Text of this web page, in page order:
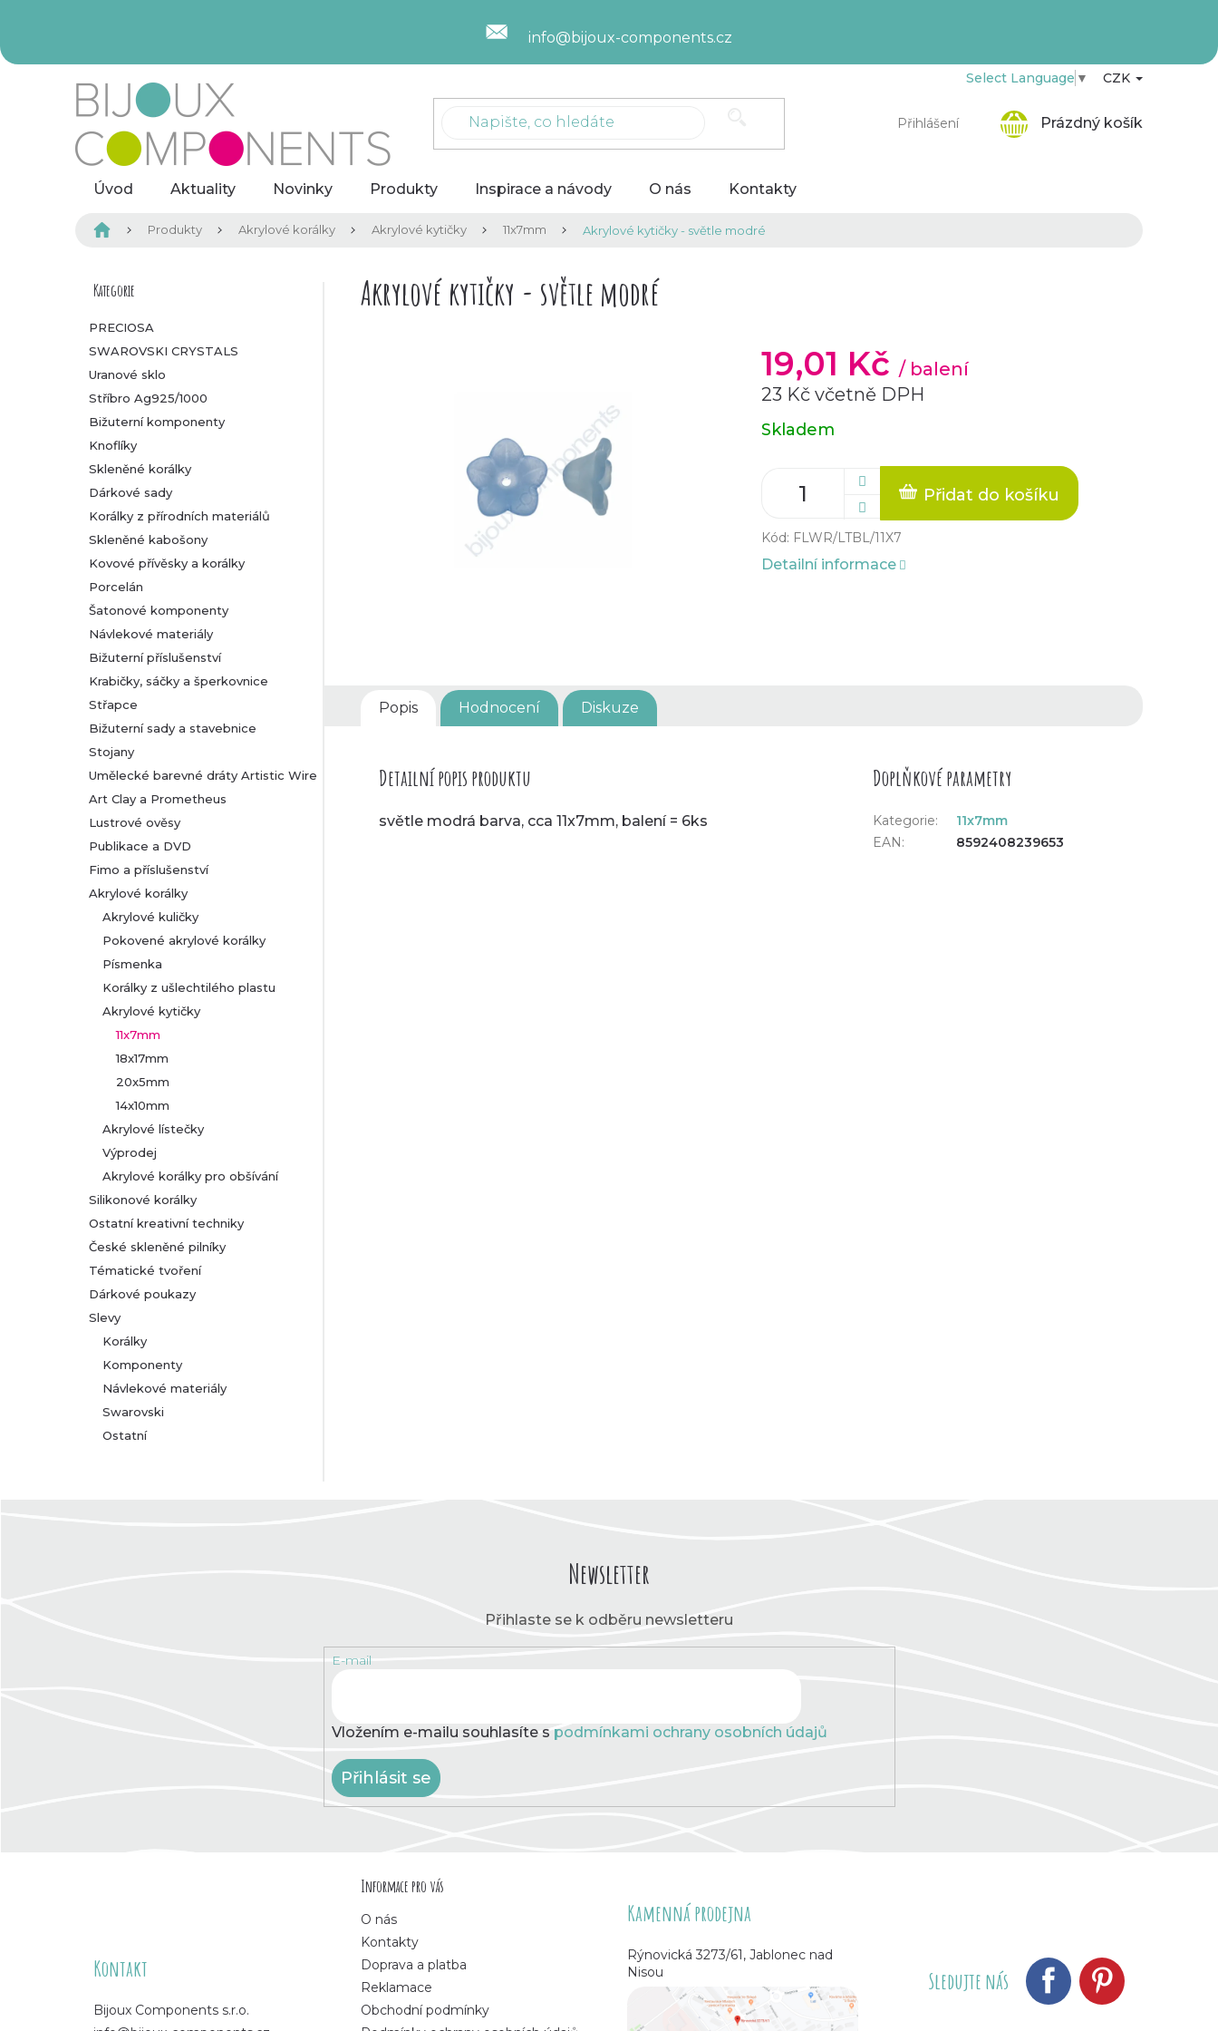
info@bijoux-components.cz
Přihlášení
Select Language ▼ CZK
Prázdný košík
Úvod Aktuality Novinky Produkty Inspirace a návody O nás Kontakty
Domů Produkty Akrylové korálky Akrylové kytičky 11x7mm Akrylové kytičky - světle modré
P
o
s
t
r
a
n
n
í
p
a
n
e
l
Přeskočit
Kategorie
PRECIOSA
SWAROVSKI CRYSTALS
Uranové sklo
Stříbro Ag925/1000
Bižuterní komponenty
Knoflíky
Skleněné korálky
Dárkové sady
Korálky z přírodních materiálů
Skleněné kabošony
Kovové přívěsky a korálky
Porcelán
Šatonové komponenty
Návlekové materiály
Bižuterní příslušenství
Krabičky, sáčky a šperkovnice
Střapce
Bižuterní sady a stavebnice
Stojany
Umělecké barevné dráty Artistic Wire
Art Clay a Prometheus
Lustrové ověsy
Publikace a DVD
Fimo a příslušenství
Akrylové korálky
Akrylové kuličky
Pokovené akrylové korálky
Písmenka
Korálky z ušlechtilého plastu
Akrylové kytičky
11x7mm
18x17mm
20x5mm
14x10mm
Akrylové lístečky
Výprodej
Akrylové korálky pro obšívání
Silikonové korálky
Ostatní kreativní techniky
České skleněné pilníky
Tématické tvoření
Dárkové poukazy
Slevy
Korálky
Komponenty
Návlekové materiály
Swarovski
Ostatní
Akrylové kytičky - světle modré
19,01 Kč / balení
23 Kč včetně DPH
Měrná
cena:
Skladem
Přidat do košíku
Kód: FLWR/LTBL/11X7
Detailní informace
Popis Hodnocení Diskuze
Detailní popis produktu
světle modrá barva, cca 11x7mm, balení = 6ks
Doplňkové parametry
Kategorie:
11x7mm
EAN: 8592408239653
Newsletter
Přihlaste se k odběru newsletteru
E-mail
Vložením e-mailu souhlasíte s podmínkami ochrany osobních údajů
Přihlásit se
Kontakt
Bijoux Components s.r.o.
Informace pro vás
O nás
Kontakty
Doprava a platba
Reklamace
Obchodní podmínky
Kamenná prodejna
Rýnovická 3273/61, Jablonec nad
Nisou
Sledujte nás